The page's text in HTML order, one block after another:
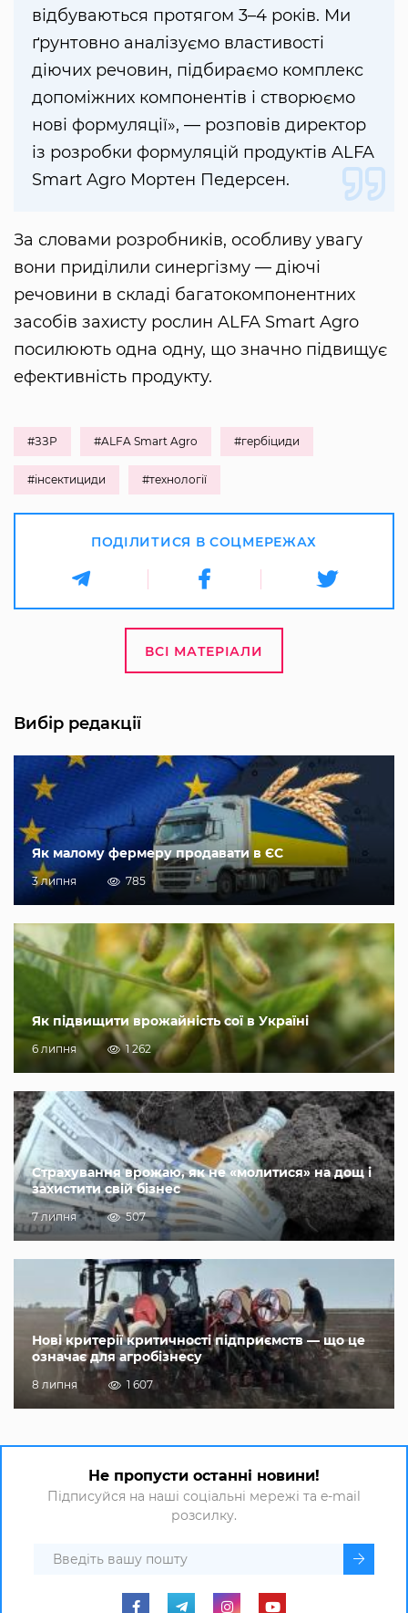
відбуваються протягом 3–4 років. Ми
ґрунтовно аналізуємо властивості
діючих речовин, підбираємо комплекс
допоміжних компонентів і створюємо
нові формуляції», — розповів директор
із розробки формуляцій продуктів ALFA
Smart Agro Мортен Педерсен.
За словами розробників, особливу увагу
вони приділили синергізму — діючі
речовини в складі багатокомпонентних
засобів захисту рослин ALFA Smart Agro
посилюють одна одну, що значно підвищує
ефективність продукту.
#ЗЗР #ALFA Smart Agro #гербіциди
#інсектициди #технології
ПОДІЛИТИСЯ В СОЦМЕРЕЖАХ
ВСІ МАТЕРІАЛИ
Вибір редакції
Як малому фермеру продавати в ЄС
3 липня 785
Як підвищити врожайність сої в Україні
6 липня 1 262
Страхування врожаю, як не «молитися» на дощ і
захистити свій бізнес
7 липня 507
Нові критерії критичності підприємств — що це
означає для агробізнесу
8 липня 1 607
Не пропусти останні новини!
Підписуйся на наші соціальні мережі та e-mail
розсилку.